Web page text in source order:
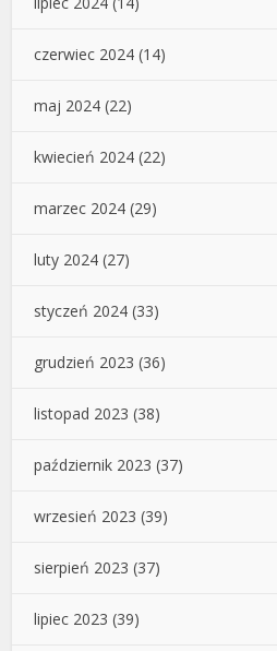
czerwiec 2024 (14)
maj 2024 (22)
kwiecień 2024 (22)
marzec 2024 (29)
luty 2024 (27)
styczeń 2024 (33)
grudzień 2023 (36)
listopad 2023 (38)
październik 2023 (37)
wrzesień 2023 (39)
sierpień 2023 (37)
lipiec 2023 (39)